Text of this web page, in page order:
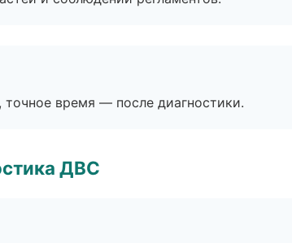
время — после диагностики.
ДВС